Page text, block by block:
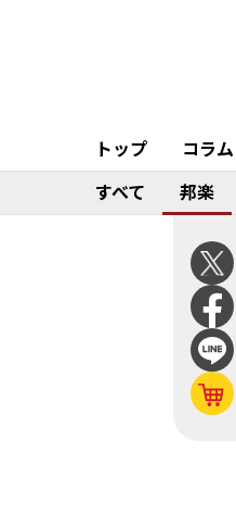
トップ コラム
すべて
邦楽